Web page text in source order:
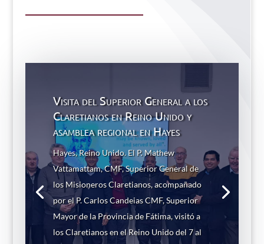
Visita del Superior General a los
Claretianos en Reino Unido y
asamblea regional en Hayes
Hayes, Reino Unido. El P. Mathew
Vattamattam, CMF, Superior General de
los Misioneros Claretianos, acompañado
por el P. Carlos Candeias CMF, Superior
Mayor de la Provincia de Fátima, visitó a
los Claretianos en el Reino Unido del 7 al